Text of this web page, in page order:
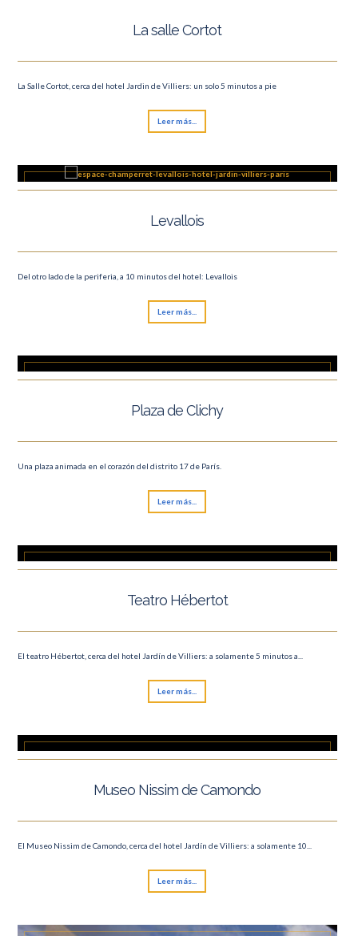
La salle Cortot
La Salle Cortot, cerca del hotel Jardin de Villiers: un solo 5 minutos a pie
Leer más...
Levallois
Del otro lado de la periferia, a 10 minutos del hotel: Levallois
Leer más...
Plaza de Clichy
Una plaza animada en el corazón del distrito 17 de París.
Leer más...
Teatro Hébertot
El teatro Hébertot, cerca del hotel Jardín de Villiers: a solamente 5 minutos a...
Leer más...
Museo Nissim de Camondo
El Museo Nissim de Camondo, cerca del hotel Jardín de Villiers: a solamente 10...
Leer más...